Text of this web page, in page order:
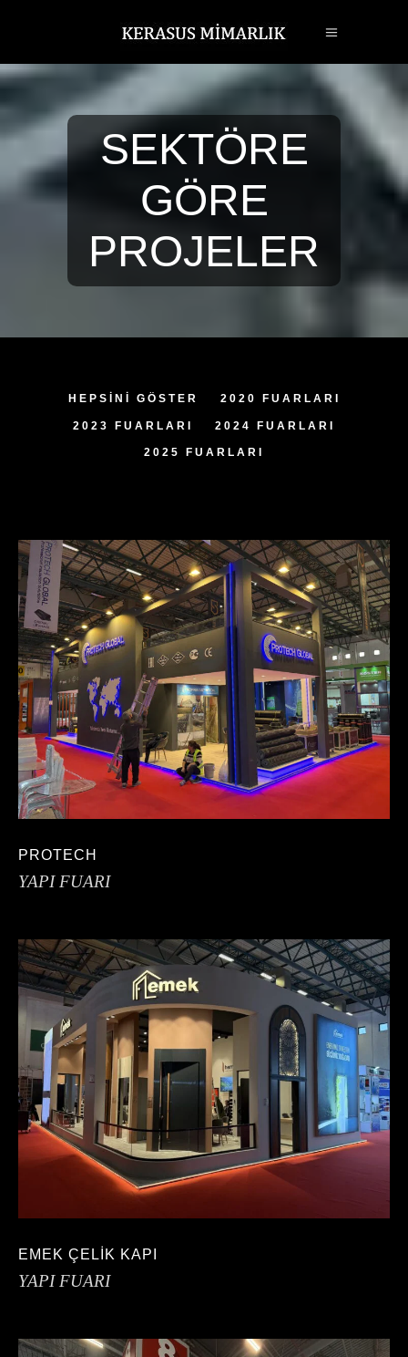
SEKTÖRE
GÖRE
PROJELER
HEPSINI GÖSTER 2020 FUARLARI
2023 FUARLARI 2024 FUARLARI
2025 FUARLARI
PROTECH
YAPI FUARI
EMEK ÇELİK KAPI
YAPI FUARI